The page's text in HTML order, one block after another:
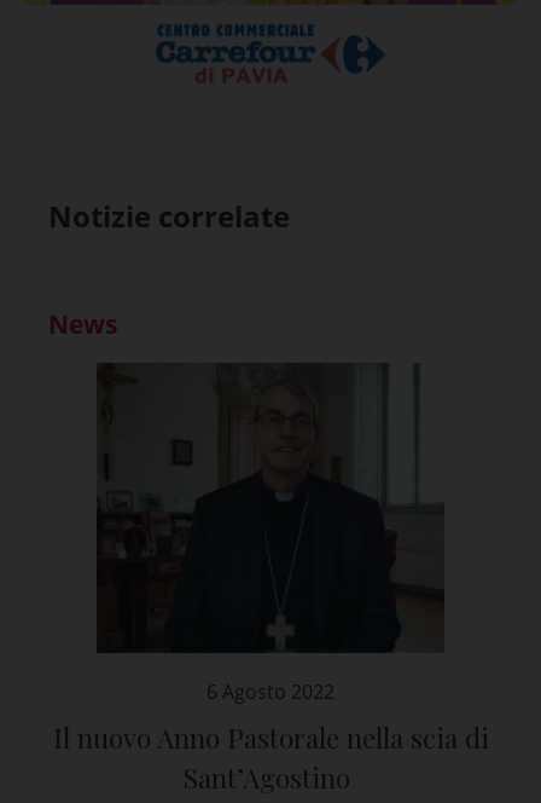
Notizie correlate
News
6 Agosto 2022
Il nuovo Anno Pastorale nella scia di
Sant’Agostino